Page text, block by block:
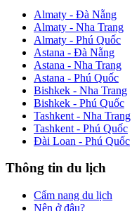
Almaty - Đà Nẵng
Almaty - Nha Trang
Almaty - Phú Quốc
Astana - Đà Nẵng
Astana - Nha Trang
Astana - Phú Quốc
Bishkek - Nha Trang
Bishkek - Phú Quốc
Tashkent - Nha Trang
Tashkent - Phú Quốc
Đài Loan - Phú Quốc
Thông tin du lịch
Cẩm nang du lịch
Nên ở đâu?